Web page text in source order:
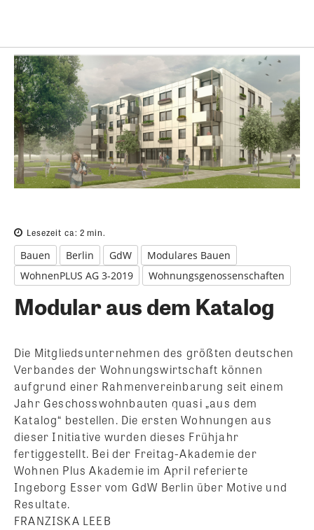
Lesezeit ca: 2 min.
Bauen Berlin GdW
Modulares Bauen
WohnenPLUS AG 3-2019
Wohnungsgenossenschaften
Modular aus dem Katalog
Die Mitgliedsunternehmen des größten deutschen
Verbandes der Wohnungswirtschaft können
aufgrund einer Rahmenvereinbarung seit einem
Jahr Geschosswohnbauten quasi „aus dem
Katalog“ bestellen. Die ersten Wohnungen aus
dieser Initiative wurden dieses Frühjahr
fertiggestellt. Bei der Freitag-Akademie der
Wohnen Plus Akademie im April referierte
Ingeborg Esser vom GdW Berlin über Motive und
Resultate.
FRANZISKA LEEB